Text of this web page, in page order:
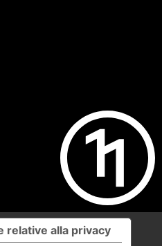
relative alla privacy